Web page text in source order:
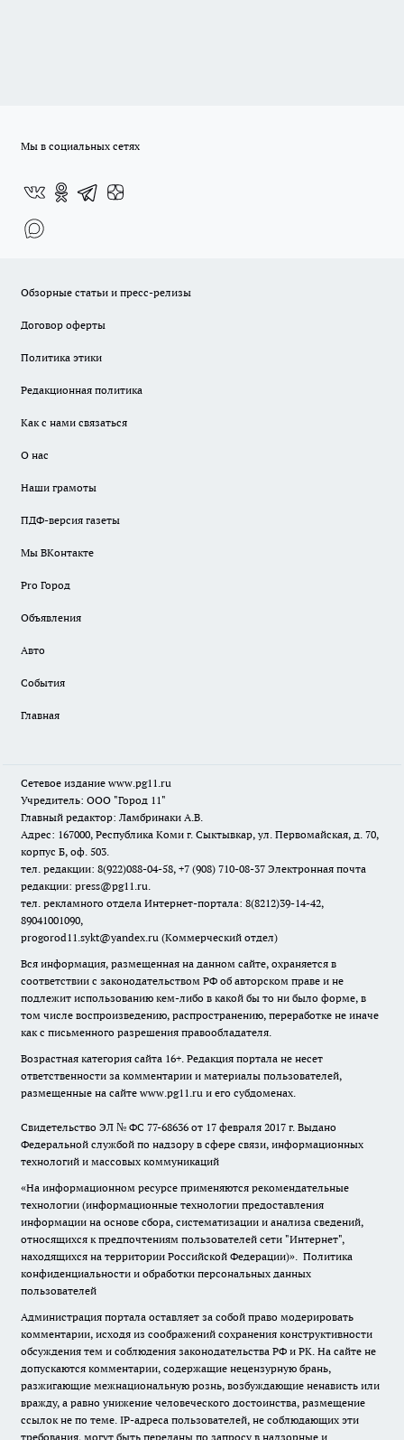
Мы в социальных сетях
Обзорные статьи и пресс-релизы
Договор оферты
Политика этики
Редакционная политика
Как с нами связаться
О нас
Наши грамоты
ПДФ-версия газеты
Мы ВКонтакте
Pro Город
Объявления
Авто
События
Главная
Сетевое издание www.pg11.ru
Учредитель: ООО "Город 11"
Главный редактор: Ламбринаки А.В.
Адрес: 167000, Республика Коми г. Сыктывкар, ул. Первомайская, д. 70,
корпус Б, оф. 503.
тел. редакции: 8(922)088-04-58, +7 (908) 710-08-37 Электронная почта
редакции: press@pg11.ru.
тел. рекламного отдела Интернет-портала: 8(8212)39-14-42,
89041001090,
progorod11.sykt@yandex.ru (Коммерческий отдел)
Вся информация, размещенная на данном сайте, охраняется в
соответствии с законодательством РФ об авторском праве и не
подлежит использованию кем-либо в какой бы то ни было форме, в
том числе воспроизведению, распространению, переработке не иначе
как с письменного разрешения правообладателя.
Возрастная категория сайта 16+. Редакция портала не несет
ответственности за комментарии и материалы пользователей,
размещенные на сайте www.pg11.ru и его субдоменах.
Свидетельство ЭЛ № ФС 77-68636 от 17 февраля 2017 г. Выдано
Федеральной службой по надзору в сфере связи, информационных
технологий и массовых коммуникаций
«На информационном ресурсе применяются рекомендательные
технологии (информационные технологии предоставления
информации на основе сбора, систематизации и анализа сведений,
относящихся к предпочтениям пользователей сети "Интернет",
находящихся на территории Российской Федерации)». Политика
конфиденциальности и обработки персональных данных
пользователей
Администрация портала оставляет за собой право модерировать
комментарии, исходя из соображений сохранения конструктивности
обсуждения тем и соблюдения законодательства РФ и РК. На сайте не
допускаются комментарии, содержащие нецензурную брань,
разжигающие межнациональную рознь, возбуждающие ненависть или
вражду, а равно унижение человеческого достоинства, размещение
ссылок не по теме. IP-адреса пользователей, не соблюдающих эти
требования, могут быть переданы по запросу в надзорные и